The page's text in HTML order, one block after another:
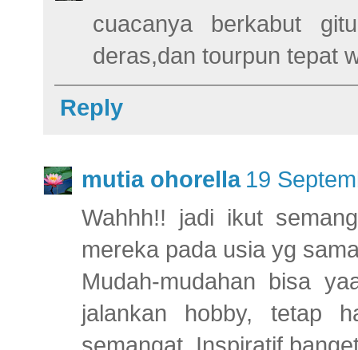
cuacanya berkabut
deras,dan tourpun tepat
Reply
mutia ohorella 19
Wahhh!! jadi ikut
mereka pada usia yg
Mudah-mudahan bisa
jalankan hobby, tetap